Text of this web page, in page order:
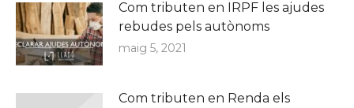
Com tributen en IRPF les ajudes
rebudes pels autònoms
maig 5, 2021
Com tributen en Renda els